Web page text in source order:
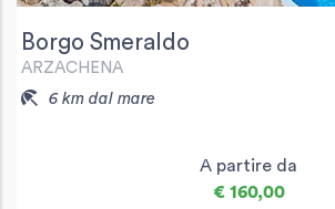
Borgo Smeraldo
ARZACHENA
6 km dal mare
A partire da
€ 160,00